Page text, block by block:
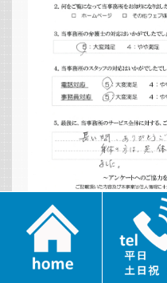
2024.11.15
長い間ありがとうございま